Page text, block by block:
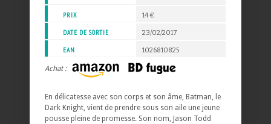
PRIX 14 €
DATE DE SORTIE 23/02/2017
EAN 1026810825
Achat :
En délicatesse avec son corps et son âme, Batman, le
Dark Knight, vient de prendre sous son aile une jeune
pousse pleine de promesse. Son nom, Jason Todd